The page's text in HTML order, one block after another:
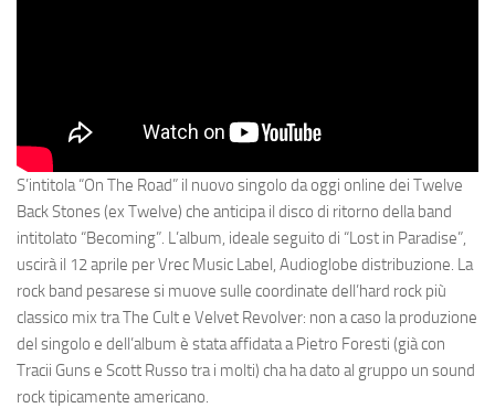
S’intitola “On The Road” il nuovo singolo da oggi online dei Twelve
BackStones(ex Twelve) che anticipa il disco di ritorno della band
intitolato “Becoming”. L’album, ideale seguito di “Lost in Paradise”,
uscirà il 12 aprile perVrec Music Label, Audioglobe distribuzione. La
rock band pesarese si muove sulle coordinate dell’hard rock più
classico mix traThe Culte Velvet Revolver: non a caso la produzione
del singolo e dell’album è stata affidata a Pietro Foresti (già con
Tracii Gunse Scott Russo tra i molti) cha ha dato al gruppo un sound
rock tipicamente americano.